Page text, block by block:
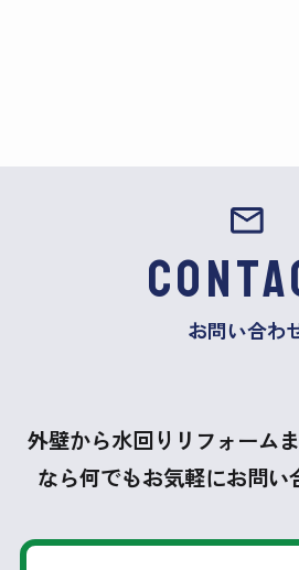
お問い合わ
外壁から水回りリフォーム
なら何でもお気軽にお問い